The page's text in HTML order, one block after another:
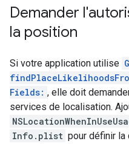
Demander
la position
Si votre application utilise
Fields: , elle doit
services de localisation.
Info.plist pour définir la